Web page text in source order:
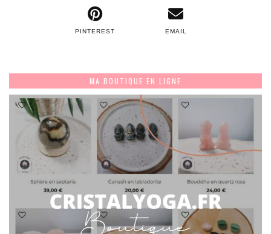
PINTEREST EMAIL
MA BOUTIQUE EN LIGNE